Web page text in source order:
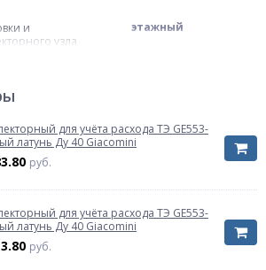
и
узла
этажный
предназначен
из которого
изделия
диаметр трубы из
для учёта расхода ТЭ GE553-
латунь Ду 40 Giacomini
руб.
для учёта расхода ТЭ GE553-
латунь Ду 40 Giacomini
руб.